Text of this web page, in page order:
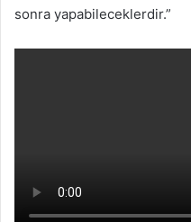
sonra yapabileceklerdir.”